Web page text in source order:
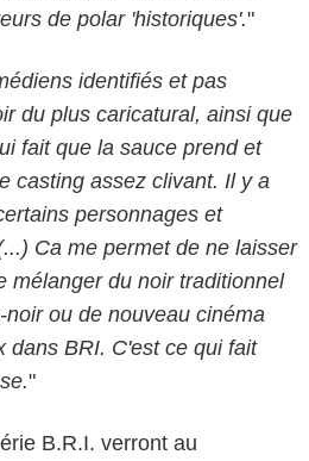
de polar 'historiques'."
identifiés et pas
du plus caricatural, ainsi que
fait que la sauce prend et
casting assez clivant. Il y a
personnages et
Ca me permet de ne laisser
mélanger du noir traditionnel
ou de nouveau cinéma
dans BRI. C'est ce qui fait
"
B.R.I. verront au